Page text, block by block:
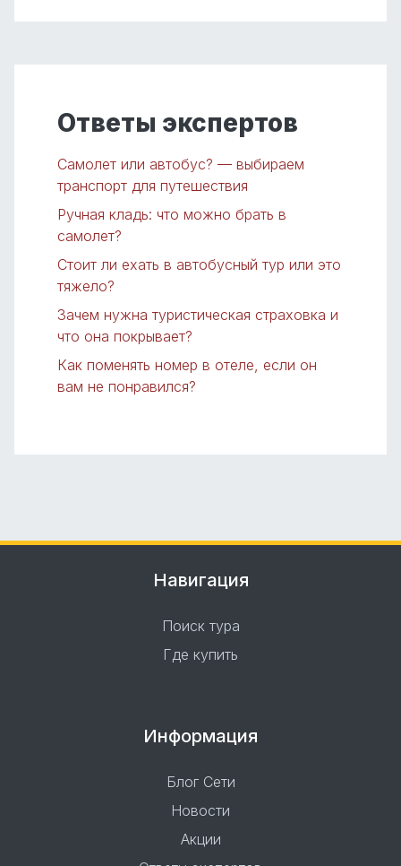
Ответы экспертов
Самолет или автобус? — выбираем
транспорт для путешествия
Ручная кладь: что можно брать в
самолет?
Стоит ли ехать в автобусный тур или это
тяжело?
Зачем нужна туристическая страховка и
что она покрывает?
Как поменять номер в отеле, если он
вам не понравился?
Навигация
Поиск тура
Где купить
Информация
Блог Сети
Новости
Акции